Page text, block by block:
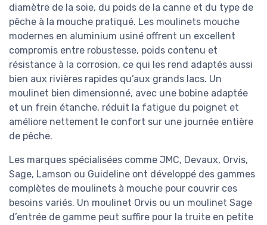
diamètre de la soie, du poids de la canne et du type de
pêche à la mouche pratiqué. Les moulinets mouche
modernes en aluminium usiné offrent un excellent
compromis entre robustesse, poids contenu et
résistance à la corrosion, ce qui les rend adaptés aussi
bien aux rivières rapides qu’aux grands lacs. Un
moulinet bien dimensionné, avec une bobine adaptée
et un frein étanche, réduit la fatigue du poignet et
améliore nettement le confort sur une journée entière
de pêche.
Les marques spécialisées comme JMC, Devaux, Orvis,
Sage, Lamson ou Guideline ont développé des gammes
complètes de moulinets à mouche pour couvrir ces
besoins variés. Un moulinet Orvis ou un moulinet Sage
d’entrée de gamme peut suffire pour la truite en petite